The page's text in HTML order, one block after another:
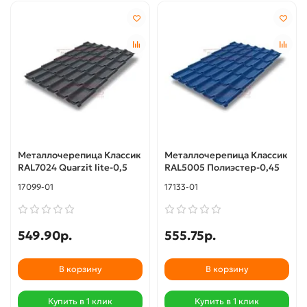
Металлочерепица Классик
RAL7024 Quarzit lite-0,5
17099-01
549.90р.
В корзину
Купить в 1 клик
Металлочерепица Классик
RAL5005 Полиэстер-0,45
17133-01
555.75р.
В корзину
Купить в 1 клик